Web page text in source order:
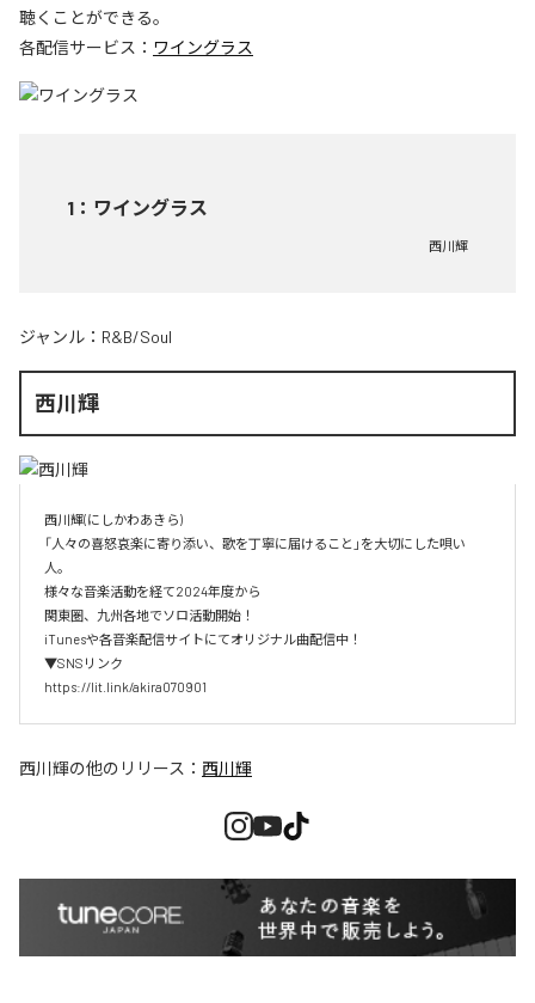
聴くことができる。
各配信サービス： ワイングラス
1 ： ワイングラス
西川輝
ジャンル： R&B/Soul
西川輝
西川輝(にしかわあきら)
「人々の喜怒哀楽に寄り添い、歌を丁寧に届けること」を大切にした唄い
人。
様々な音楽活動を経て2024年度から
関東圏、九州各地でソロ活動開始！
iTunesや各音楽配信サイトにてオリジナル曲配信中！
▼SNSリンク
https://lit.link/akira070901
西川輝の他のリリース： 西川輝